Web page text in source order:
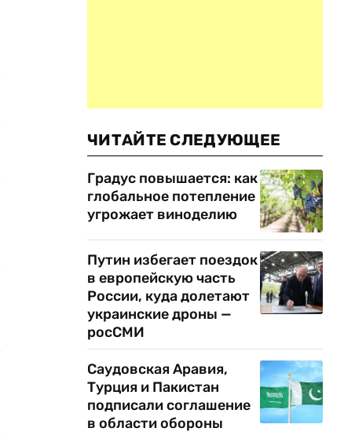
ЧИТАЙТЕ СЛЕДУЮЩЕЕ
Градус повышается: как
глобальное потепление
угрожает виноделию
Путин избегает поездок
в европейскую часть
России, куда долетают
украинские дроны —
росСМИ
Саудовская Аравия,
Турция и Пакистан
подписали соглашение
в области обороны